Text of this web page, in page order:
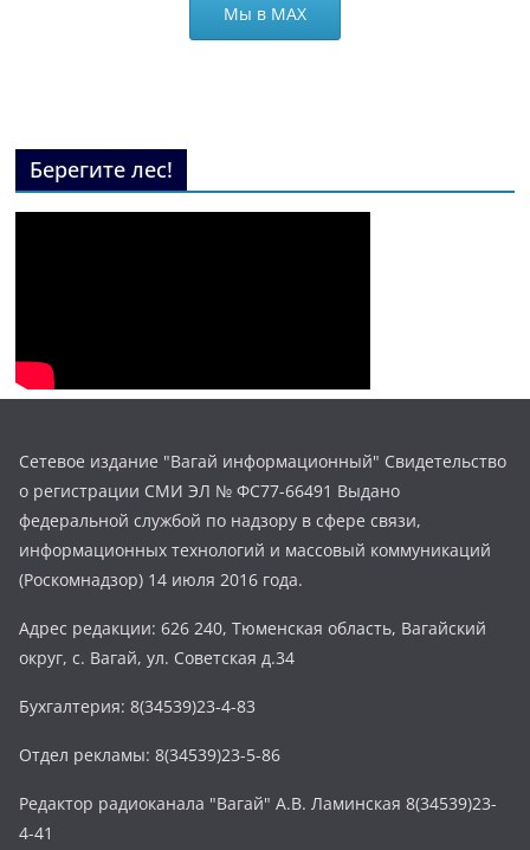
Мы в МАХ
Берегите лес!
Сетевое издание "Вагай информационный" Свидетельство
о регистрации СМИ ЭЛ № ФС77-66491 Выдано
федеральной службой по надзору в сфере связи,
информационных технологий и массовый коммуникаций
(Роскомнадзор) 14 июля 2016 года.
Адрес редакции: 626 240, Тюменская область, Вагайский
округ, с. Вагай, ул. Советская д.34
Бухгалтерия: 8(34539)23-4-83
Отдел рекламы: 8(34539)23-5-86
Редактор радиоканала "Вагай" А.В. Ламинская 8(34539)23-
4-41